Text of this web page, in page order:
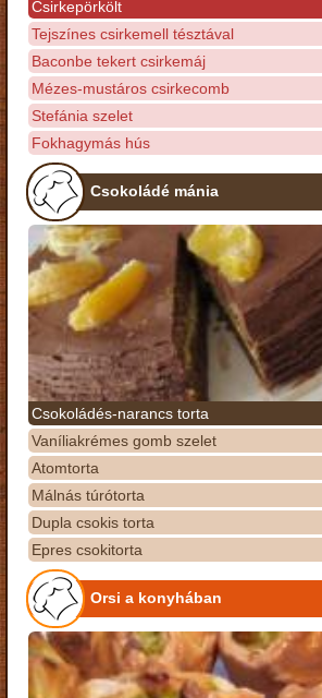
Csirkepörkölt
Tejszínes csirkemell tésztával
Baconbe tekert csirkemáj
Mézes-mustáros csirkecomb
Stefánia szelet
Fokhagymás hús
Csokoládé mánia
Csokoládés-narancs torta
Vaníliakrémes gomb szelet
Atomtorta
Málnás túrótorta
Dupla csokis torta
Epres csokitorta
Orsi a konyhában